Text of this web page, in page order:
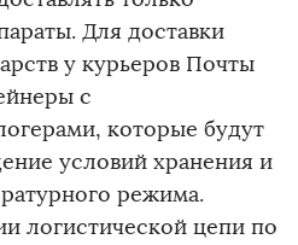
Для доставки
у курьеров Почты
с
которые будут
условий хранения и
режима.
логистической цепи по